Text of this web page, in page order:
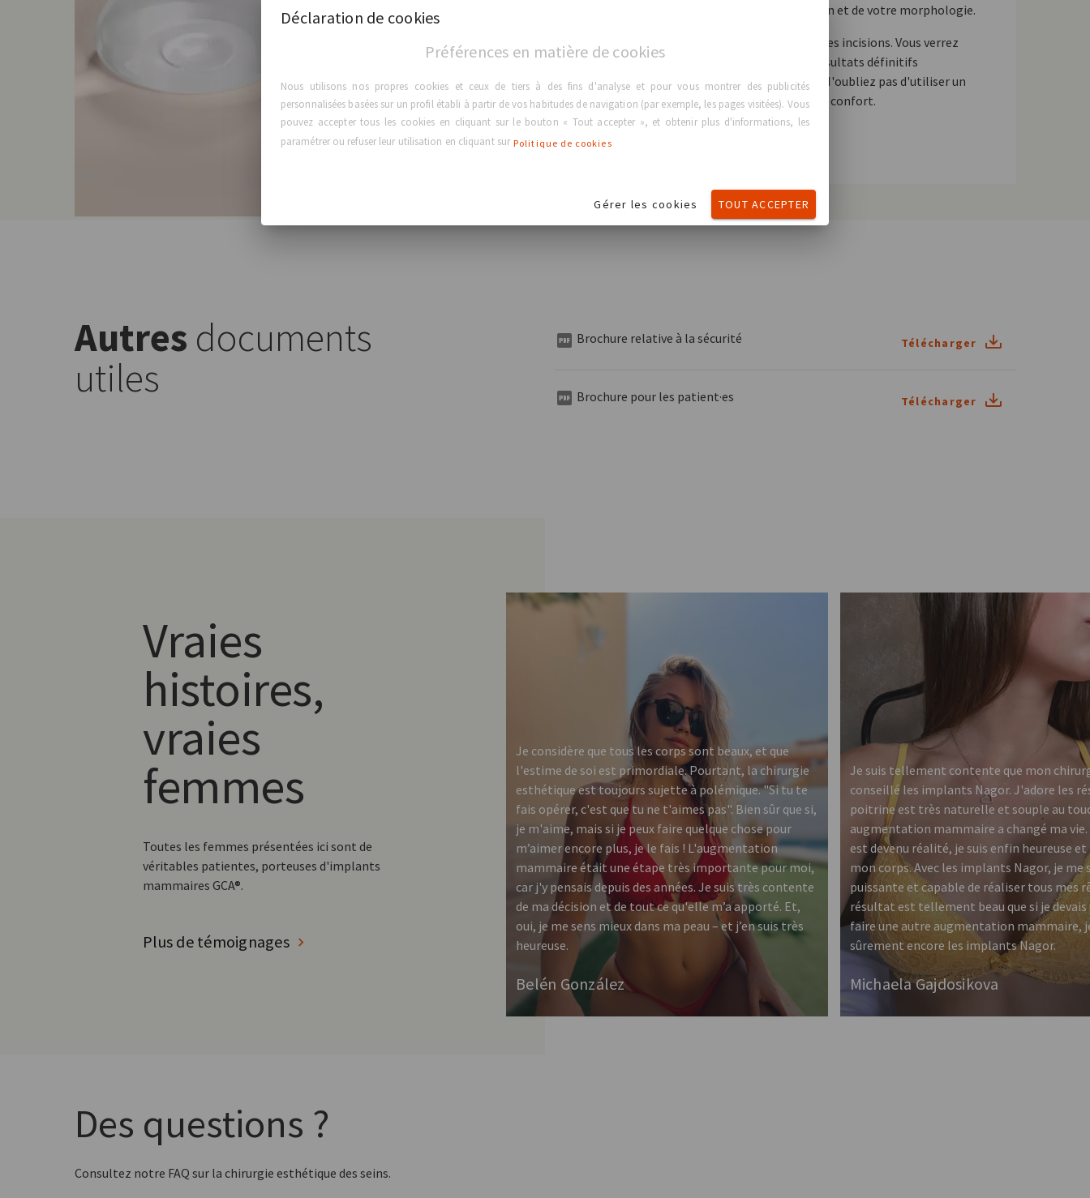
d’implant choisi, du degré d'augmentation et de votre morphologie.
Pour finir, votre chirurgien·ne refermera les incisions. Vous verrez
immédiatement la différence, mais les résultats définitifs
n'apparaîtront qu'au bout de trois mois. N'oubliez pas d'utiliser un
soutien-gorge postopératoire pour votre confort.
Autres documents
utiles
Brochure relative à la sécurité Télécharger
Brochure pour les patient·es Télécharger
Vraies
histoires,
vraies
femmes
Toutes les femmes présentées ici sont de
véritables patientes, porteuses d'implants
mammaires GCA®.
Plus de témoignages
Je considère que tous les corps sont beaux, et que
l'estime de soi est primordiale. Pourtant, la chirurgie
esthétique est toujours sujette à polémique. "Si tu te
fais opérer, c'est que tu ne t'aimes pas". Bien sûr que si,
je m'aime, mais si je peux faire quelque chose pour
m’aimer encore plus, je le fais ! L'augmentation
mammaire était une étape très importante pour moi,
car j'y pensais depuis des années. Je suis très contente
de ma décision et de tout ce qu'elle m’a apporté. Et,
oui, je me sens mieux dans ma peau – et j’en suis très
heureuse.
Belén González
Je suis tellement contente que mon
conseillé les implants Nagor. J'adore les
poitrine est très naturelle et souple au
augmentation mammaire a changé ma vie.
est devenu réalité, je suis enfin heureuse et
mon corps. Avec les implants Nagor, je me
puissante et capable de réaliser tous mes
résultat est tellement beau que si je devais
faire une autre augmentation mammaire,
sûrement encore les implants Nagor.
Michaela Gajdosikova
Des questions ?
Consultez notre FAQ sur la chirurgie esthétique des seins.
Déclaration de cookies
Préférences en matière de cookies
Nous utilisons nos propres cookies et ceux de tiers à des fins d'analyse et pour vous montrer des publicités
personnalisées basées sur un profil établi à partir de vos habitudes de navigation (par exemple, les pages visitées). Vous
pouvez accepter tous les cookies en cliquant sur le bouton « Tout accepter », et obtenir plus d'informations, les
paramétrer ou refuser leur utilisation en cliquant sur Politique de cookies
Gérer les cookies TOUT ACCEPTER